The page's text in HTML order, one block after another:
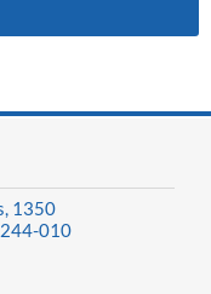
1350
010